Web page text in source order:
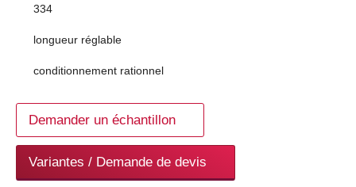
334
longueur réglable
conditionnement rationnel
Demander un échantillon
Variantes / Demande de devis